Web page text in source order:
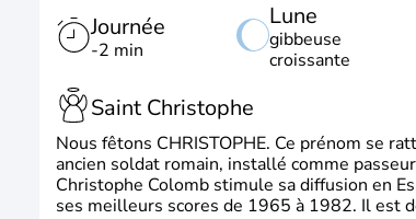
Journée
-2 min
Lune
gibbeuse
croissante
Saint Christophe
Nous fêtons CHRISTOPHE. Ce prénom se
ancien soldat romain, installé comme
Christophe Colomb stimule sa diffusion en
ses meilleurs scores de 1965 à 1982. Il est